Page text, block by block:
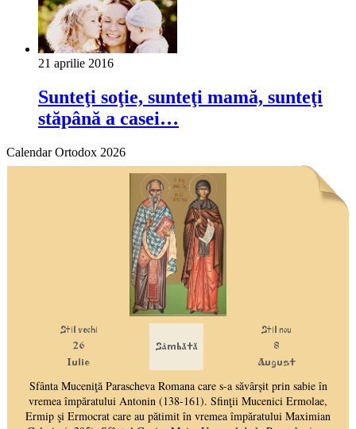
21 aprilie 2016
Sunteţi soţie, sunteţi mamă, sunteţi
stăpână a casei…
Calendar Ortodox 2026